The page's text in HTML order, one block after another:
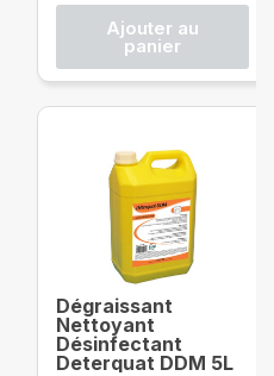
Ajouter au
panier
Dégraissant
Nettoyant
Désinfectant
Deterquat DDM 5L